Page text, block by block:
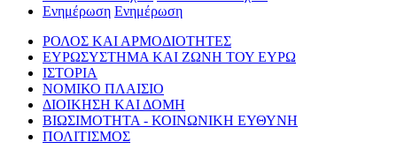
Ενημέρωση Ενημέρωση
ΡΟΛΟΣ ΚΑΙ ΑΡΜΟΔΙΟΤΗΤΕΣ
ΕΥΡΩΣΥΣΤΗΜΑ ΚΑΙ ΖΩΝΗ ΤΟΥ ΕΥΡΩ
ΙΣΤΟΡΙΑ
ΝΟΜΙΚΟ ΠΛΑΙΣΙΟ
ΔΙΟΙΚΗΣΗ ΚΑΙ ΔΟΜΗ
ΒΙΩΣΙΜΟΤΗΤΑ - ΚΟΙΝΩΝΙΚΗ ΕΥΘΥΝΗ
ΠΟΛΙΤΙΣΜΟΣ